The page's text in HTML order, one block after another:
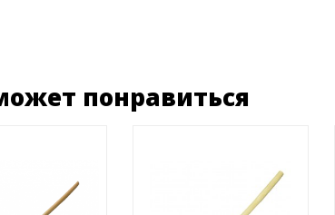
понравиться